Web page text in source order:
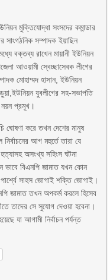
মুক্তিযোদ্ধা সংসদের কমান্ডার
সাংগঠনিক সম্পাদক ইয়াছিন
বক্তব্য রাখেন মায়ানী ইউনিয়ন
আওয়ামী স্বেচ্ছাসেবক লীগের
মোহাম্মদ হাসান, ইউনিয়ন
যুবলীগের সহ-সভাপতি
নয়ন প্রমূখ।
ঘোষণা করে তখন দেশের মানুষ
আগ মহুর্তে তারা যে
অসংখ্য সহিংস ঘটনা
ভাবে বিএনপি জামাত যখন কোন
সাহস জোগাই শক্তি জোগাই।
জামাত তখন অপকর্ম করলে হিসেব
তাদের সে সুযোগ দেওয়া হবেনা।
যা আগামী নির্বাচন পর্যন্ত